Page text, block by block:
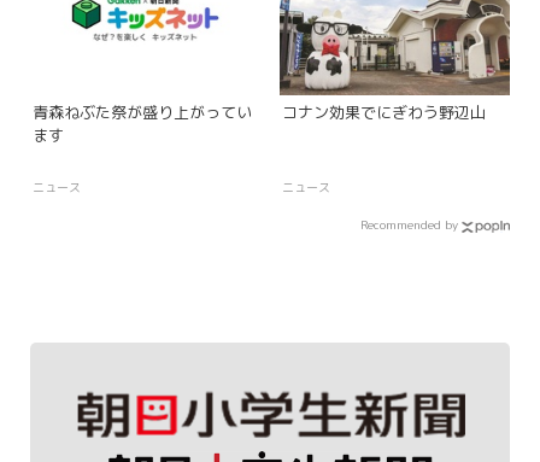
青森ねぶた祭が盛り上がってい
ます
ニュース
コナン効果でにぎわう野辺山
ニュース
Recommended by